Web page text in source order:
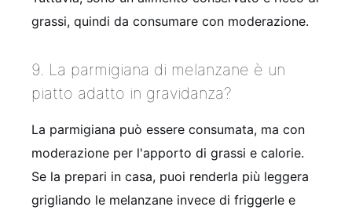
grassi, quindi da consumare con moderazione.
9. La parmigiana di melanzane è un
piatto adatto in gravidanza?
La parmigiana può essere consumata, ma con
moderazione per l'apporto di grassi e calorie.
Se la prepari in casa, puoi renderla più leggera
grigliando le melanzane invece di friggerle e